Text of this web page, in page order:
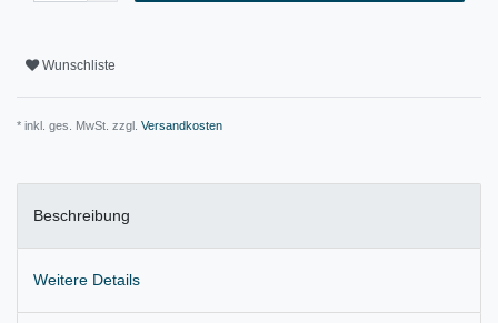
Wunschliste
* inkl. ges. MwSt. zzgl. Versandkosten
Beschreibung
Weitere Details